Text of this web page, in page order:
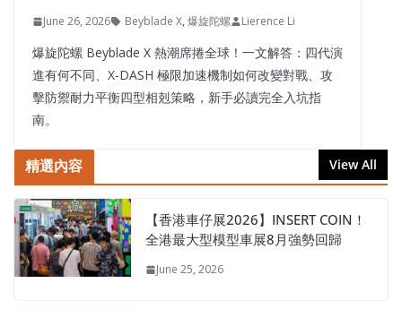
June 26, 2026 Beyblade X, 爆旋陀螺 Lierence Li
爆旋陀螺 Beyblade X 熱潮席捲全球！一文解答：四代演
進有何不同、X-DASH 極限加速機制如何改變對戰、攻
擊防禦耐力平衡四型相剋策略，新手必讀完全入坑指
南。
精選內容 View All
【香港車仔展2026】INSERT COIN！
全港最大型模型車展8月強勢回歸
June 25, 2026